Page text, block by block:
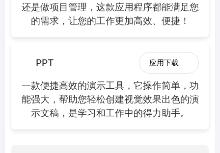
还是做项目管理，这款应用程序都能满足您
的需求，让您的工作更加高效、便捷！
PPT 应用下载
一款便捷高效的演示工具，它操作简单，功
能强大，帮助您轻松创建视觉效果出色的演
示文稿，是学习和工作中的得力助手。